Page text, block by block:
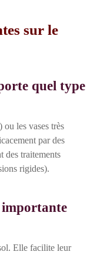
sur le
quel type
les vases très
par des
des traitements
rigides).
importante
Elle facilite leur